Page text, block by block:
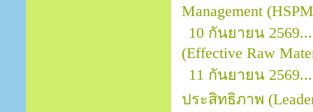
Management
10 กันยายน
(Effective Raw
11 กันยายน
ประสิทธิภาพ